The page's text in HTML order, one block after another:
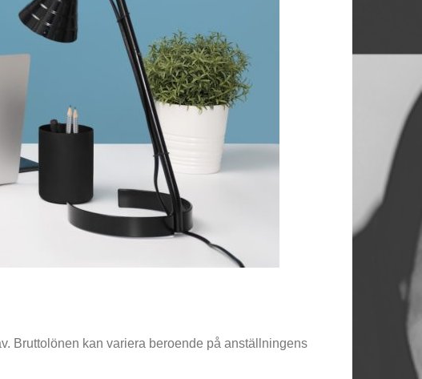
Bruttolönen kan variera beroende på anställningens